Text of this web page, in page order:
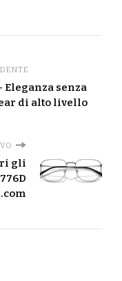
senza
di alto livello
gli